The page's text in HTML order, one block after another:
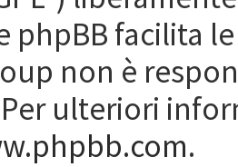
phpBB facilita
non è
ulteriori
.